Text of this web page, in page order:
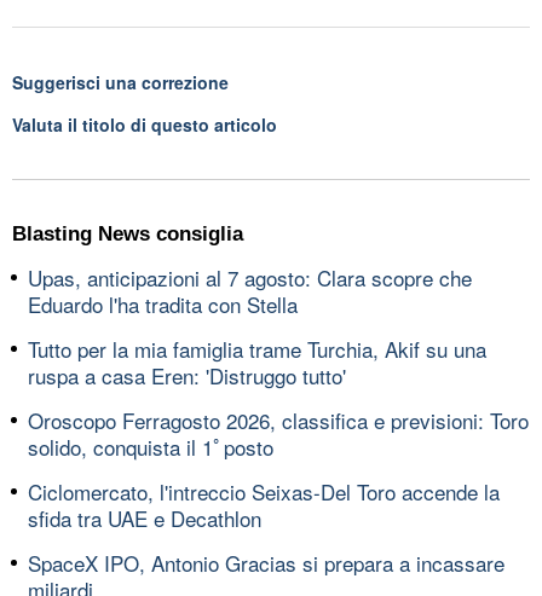
Suggerisci una correzione
Valuta il titolo di questo articolo
Blasting News consiglia
Upas, anticipazioni al 7 agosto: Clara scopre che
Eduardo l'ha tradita con Stella
Tutto per la mia famiglia trame Turchia, Akif su una
ruspa a casa Eren: 'Distruggo tutto'
Oroscopo Ferragosto 2026, classifica e previsioni: Toro
solido, conquista il 1ﾟposto
Ciclomercato, l'intreccio Seixas-Del Toro accende la
sfida tra UAE e Decathlon
SpaceX IPO, Antonio Gracias si prepara a incassare
miliardi